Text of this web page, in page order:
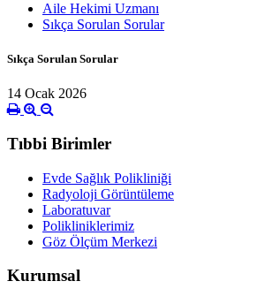
Aile Hekimi Uzmanı
Sıkça Sorulan Sorular
Sıkça Sorulan Sorular
14 Ocak 2026
Tıbbi Birimler
Evde Sağlık Polikliniği
Radyoloji Görüntüleme
Laboratuvar
Polikliniklerimiz
Göz Ölçüm Merkezi
Kurumsal